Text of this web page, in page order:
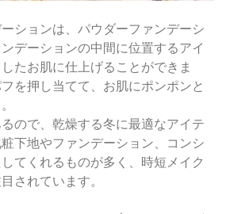
ションは、パウダーファンデーシ
デーションの中間に位置するアイ
たお肌に仕上げることができま
を押し当てて、お肌にポンポンと
ので、乾燥する冬に最適なアイテ
下地やファンデーション、コンシ
てくれるものが多く、時短メイク
されています。